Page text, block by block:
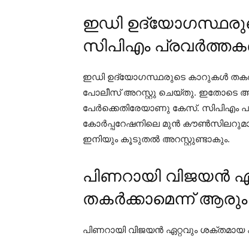
ഇഡി
സിപിഎം
ഇഡി ഉദ്യോഗസ്ഥരുടെ കാറുകള്‍
പോലീസ് അറസ്റ്റു ചെയ്തു. ഇതോടെ
പേര്‍ക്കെതിരേയാണു കേസ്. സിപിഎം
കോര്‍പ്പറേഷനിലെ മുന്‍
ഇനിയും കൂടുതല്‍ അറസ്റ്റുണ്ടാകും.
പിണറായി വിജയൻ
തകർക്കാമെന്ന്
പിണറായി വിജയന്‍ ഏറ്റവും